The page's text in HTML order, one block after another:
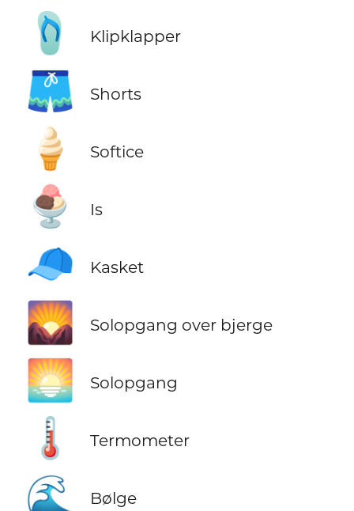
🩴 Klipklapper
🩳 Shorts
🍦 Softice
🍨 Is
🧢 Kasket
🌄 Solopgang over bjerge
🌅 Solopgang
🌡️ Termometer
🌊 Bølge